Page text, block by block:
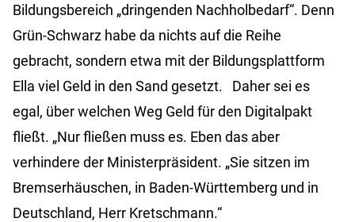
Bildungsbereich „dringenden Nachholbedarf“. Denn
Grün-Schwarz habe da nichts auf die Reihe
gebracht, sondern etwa mit der Bildungsplattform
Ella viel Geld in den Sand gesetzt. Daher sei es
egal, über welchen Weg Geld für den Digitalpakt
fließt. „Nur fließen muss es. Eben das aber
verhindere der Ministerpräsident. „Sie sitzen im
Bremserhäuschen, in Baden-Württemberg und in
Deutschland, Herr Kretschmann.“